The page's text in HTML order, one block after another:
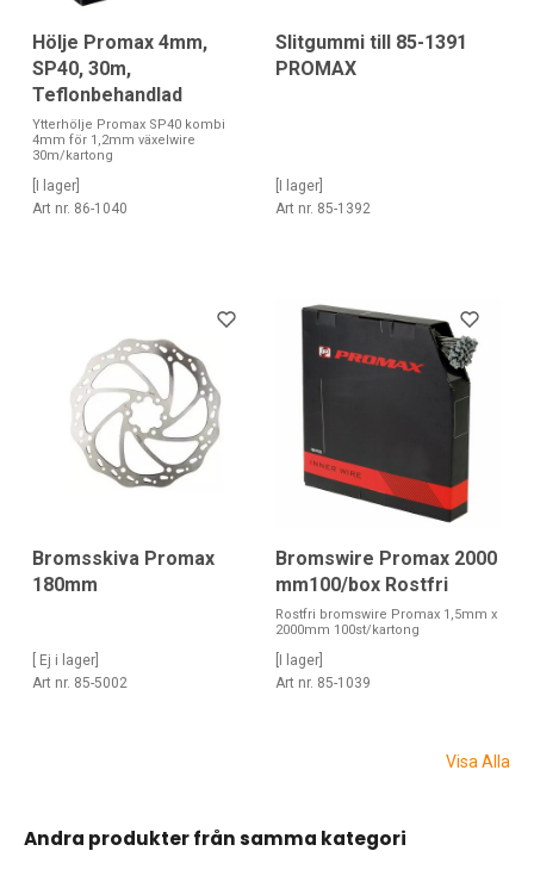
Hölje Promax 4mm,
SP40, 30m,
Teflonbehandlad
Ytterhölje Promax SP40 kombi
4mm för 1,2mm växelwire
30m/kartong
[I lager]
Art nr. 86-1040
Slitgummi till 85-1391
PROMAX
[I lager]
Art nr. 85-1392
Bromsskiva Promax
180mm
[ Ej i lager]
Art nr. 85-5002
Bromswire Promax 2000
mm100/box Rostfri
Rostfri bromswire Promax 1,5mm x
2000mm 100st/kartong
[I lager]
Art nr. 85-1039
Visa Alla
Andra produkter från samma kategori